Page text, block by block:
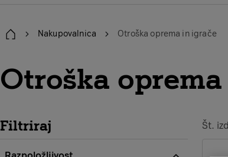
Domov
Nakupovalnica Otroška oprema in igrače
Otroška
Filtriraj Št.